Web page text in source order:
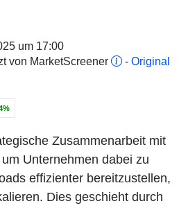
um 17:00
von MarketScreener
- Original
Zusammenarbeit mit
Unternehmen dabei zu
effizienter bereitzustellen,
Dies geschieht durch